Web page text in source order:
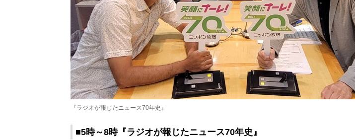
『ラジオが報じたニュース70年史』
■5時～8時『ラジオが報じたニュース70年史』